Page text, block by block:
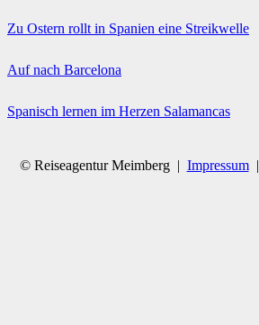
Zu Ostern rollt in Spanien eine Streikwelle
Auf nach Barcelona
Spanisch lernen im Herzen Salamancas
© Reiseagentur Meimberg | Impressum|